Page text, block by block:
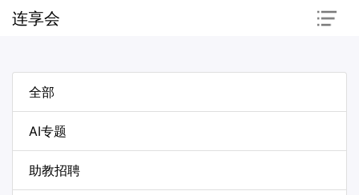
连享会
全部
AI专题
助教招聘